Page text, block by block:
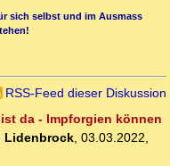
sich selbst und im Ausmass
RSS-Feed dieser Diskussion
da - Impforgien können
Lidenbrock, 03.03.2022,